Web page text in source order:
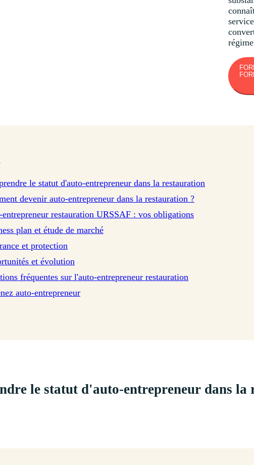
le statut d'auto-entrepreneur dans la restauration
devenir auto-entrepreneur dans la restauration ?
restauration URSSAF : vos obligations
plan et étude de marché
et protection
et évolution
fréquentes sur l'auto-entrepreneur restauration
auto-entrepreneur
le statut d'auto-entrepreneur dans la